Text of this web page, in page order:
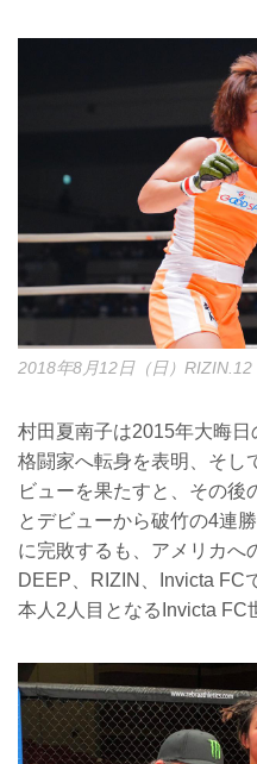
2018年8月12日（日）
村田夏南子は2015年大晦
格闘家へ転身を表明、そし
ビューを果たすと、その後
とデビューから破竹の4連
に完敗するも、アメリカへ
DEEP、RIZIN、Invicta FC
本人2人目となるInvicta FC